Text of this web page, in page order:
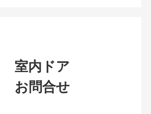
室内ドア
お問合せ